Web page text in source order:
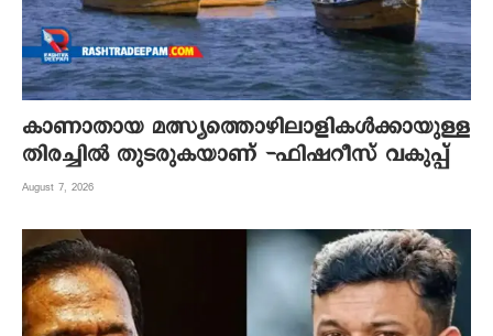
കാണാതായ മത്സ്യത്തൊഴിലാളികൾക്കായുള്ള
തിരച്ചിൽ തുടരുകയാണ് -ഫിഷറീസ് വകുപ്പ്
August 7, 2026